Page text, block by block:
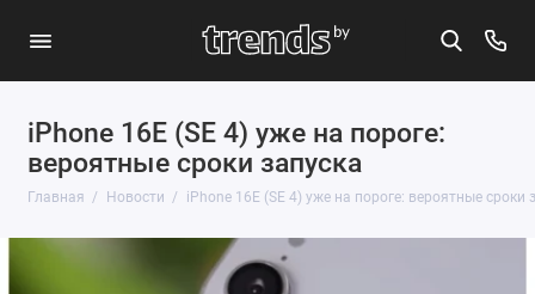
iPhone 16E (SE 4) уже на пороге:
вероятные сроки запуска
Главная Новости iPhone 16E (SE 4) уже на пороге: вероятные сроки